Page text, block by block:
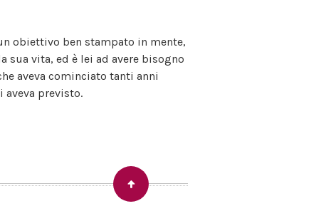
obiettivo ben stampato in mente,
sua vita, ed è lei ad avere bisogno
aveva cominciato tanti anni
aveva previsto.